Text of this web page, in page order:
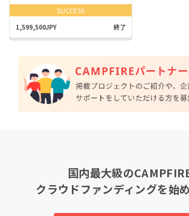
SUCCESS
1,599,500JPY 終了
国内最大級の
クラウドファンディングを始